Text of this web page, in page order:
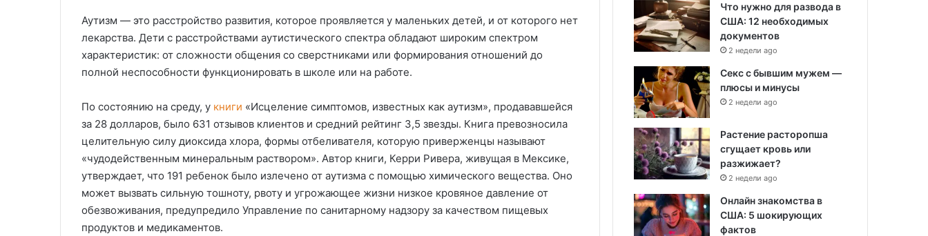
Аутизм — это расстройство развития, которое проявляется у маленьких детей, и от которого нет
лекарства. Дети с расстройствами аутистического спектра обладают широким спектром
характеристик: от сложности общения со сверстниками или формирования отношений до
полной неспособности функционировать в школе или на работе.
По состоянию на среду, у книги «Исцеление симптомов, известных как аутизм», продававшейся
за 28 долларов, было 631 отзывов клиентов и средний рейтинг 3,5 звезды. Книга превозносила
целительную силу диоксида хлора, формы отбеливателя, которую приверженцы называют
«чудодейственным минеральным раствором». Автор книги, Керри Ривера, живущая в Мексике,
утверждает, что 191 ребенок было излечено от аутизма с помощью химического вещества. Оно
может вызвать сильную тошноту, рвоту и угрожающее жизни низкое кровяное давление от
обезвоживания, предупредило Управление по санитарному надзору за качеством пищевых
продуктов и медикаментов.
Что нужно для развода в
США: 12 необходимых
документов
2 недели ago
Секс с бывшим мужем —
плюсы и минусы
2 недели ago
Растение расторопша
сгущает кровь или
разжижает?
2 недели ago
Онлайн знакомства в
США: 5 шокирующих
фактов